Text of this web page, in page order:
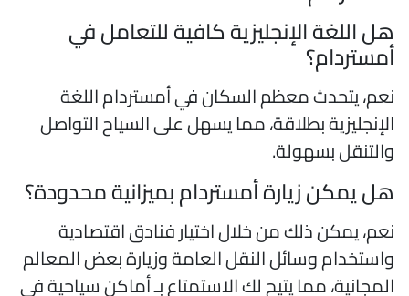
اللغة الإنجليزية كافية للتعامل في
يتحدث معظم السكان في أمستردام اللغة
بطلاقة، مما يسهل على السياح التواصل
بسهولة.
يمكن زيارة أمستردام بميزانية محدودة؟
يمكن ذلك من خلال اختيار فنادق اقتصادية
وسائل النقل العامة وزيارة بعض المعالم
مما يتيح لك الاستمتاع بـ أماكن سياحية في